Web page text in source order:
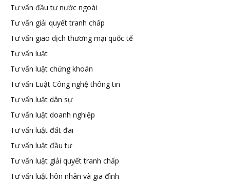
Tư vấn đầu tư nước ngoài
Tư vấn giải quyết tranh chấp
Tư vấn giao dịch thương mại quốc tế
Tư vấn luật
Tư vấn luật chứng khoán
Tư vấn Luật Công nghệ thông tin
Tư vấn luật dân sự
Tư vấn luật doanh nghiệp
Tư vấn luật đất đai
Tư vấn luật đầu tư
Tư vấn luật giải quyết tranh chấp
Tư vấn luật hôn nhân và gia đình